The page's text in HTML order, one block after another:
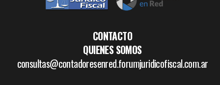
CONTACTO
QUIENES SOMOS
consultas@contadoresenred.forumjuridicofiscal.com.ar